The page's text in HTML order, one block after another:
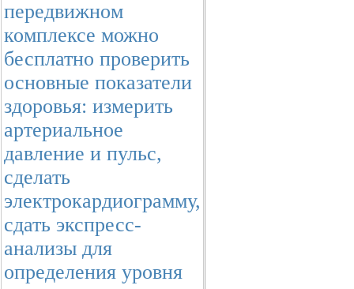
передвижном
комплексе можно
бесплатно проверить
основные показатели
здоровья: измерить
артериальное
давление и пульс,
сделать
электрокардиограмму,
сдать экспресс-
анализы для
определения уровня